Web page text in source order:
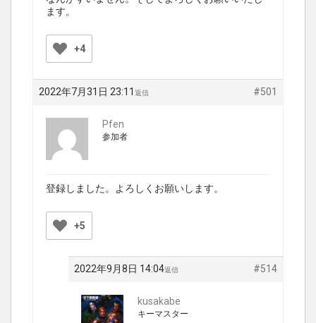
ます。
+4
2022年7月31日 23:11 #501
返信
Pfen
参加者
登録しました。よろしくお願いします。
+5
2022年9月8日 14:04 #514
返信
kusakabe
キーマスター